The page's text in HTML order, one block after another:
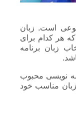
است. زبان
هر کدام برای
زبان برنامه
نویسی محبوب
مناسب خود